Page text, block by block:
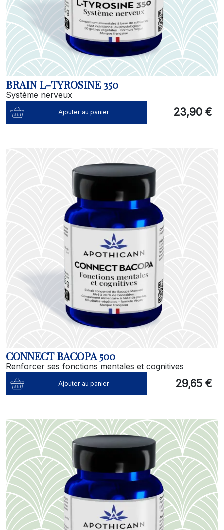
BRAIN L-TYROSINE 350
Système nerveux
Ajouter au panier 23,90 €
CONNECT BACOPA 500
Renforcer ses fonctions mentales et cognitives
Ajouter au panier 29,65 €